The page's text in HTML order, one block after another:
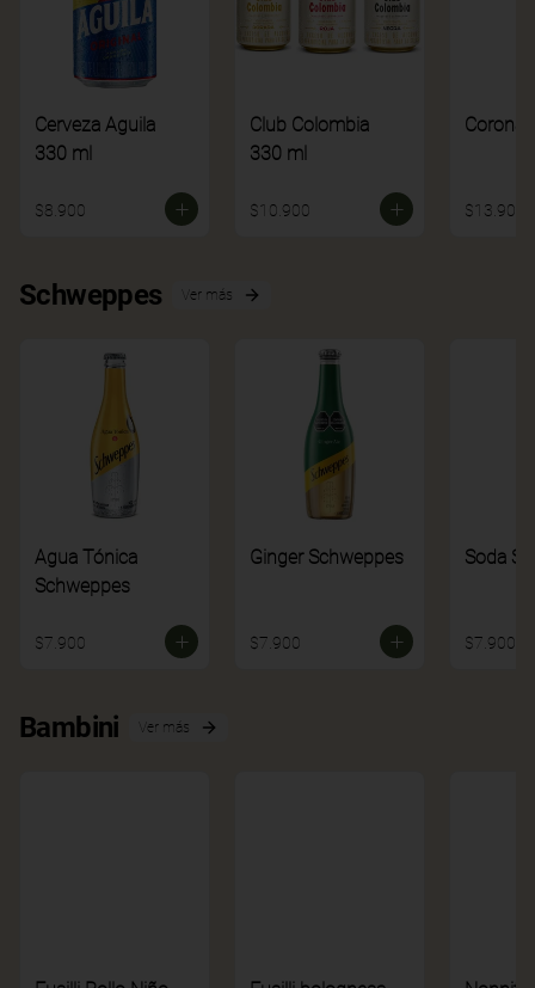
Cerveza Aguila
330 ml
$8.900
Club Colombia
330 ml
$10.900
Corona
$13.900
Schweppes Ver más
Agua Tónica
Schweppes
$7.900
Ginger Schweppes
$7.900
Soda
$7.900
Bambini Ver más